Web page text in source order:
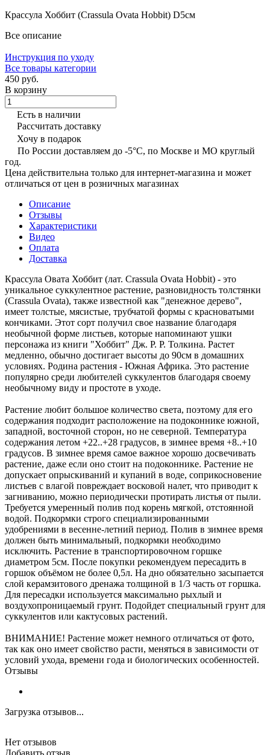
Крассула Хоббит (Crassula Ovata Hobbit) D5см
Все описание
Инструкция по уходу
Все товары категории
450 руб.
В корзину
Есть в наличии
Рассчитать доставку
Хочу в подарок
По России доставляем до -5°C, по Москве и МО круглый
год.
Цена действительна только для интернет-магазина и может
отличаться от цен в розничных магазинах
Описание
Отзывы
Характеристики
Видео
Оплата
Доставка
Крассула Овата Хоббит (лат. Crassula Ovata Hobbit) - это
уникальное суккулентное растение, разновидность толстянки
(Crassula Ovata), также известной как "денежное дерево",
имеет толстые, мясистые, трубчатой формы с красноватыми
кончиками. Этот сорт получил свое название благодаря
необычной форме листьев, которые напоминают ушки
персонажа из книги "Хоббит" Дж. Р. Р. Толкина. Растет
медленно, обычно достигает высоты до 90см в домашних
условиях. Родина растения - Южная Африка. Это растение
популярно среди любителей суккулентов благодаря своему
необычному виду и простоте в уходе.
Растение любит большое количество света, поэтому для его
содержания подходит расположение на подоконнике южной,
западной, восточной сторон, но не северной. Температура
содержания летом +22..+28 градусов, в зимнее время +8..+10
градусов. В зимнее время самое важное хорошо досвечивать
растение, даже если оно стоит на подоконнике. Растение не
допускает опрыскиваний и купаний в воде, соприкосновение
листьев с влагой повреждает восковой налет, что приводит к
загниванию, можно периодически протирать листья от пыли.
Требуется умеренный полив под корень мягкой, отстоянной
водой. Подкормки строго специализированными
удобрениями в весенне-летний период. Полив в зимнее время
должен быть минимальный, подкормки необходимо
исключить. Растение в транспортировочном горшке
диаметром 5см. После покупки рекомендуем пересадить в
горшок объёмом не более 0,5л. На дно обязательно засыпается
слой керамзитового дренажа толщиной в 1/3 часть от горшка.
Для пересадки используется максимально рыхлый и
воздухопроницаемый грунт. Подойдет специальный грунт для
суккулентов или кактусовых растений.
ВНИМАНИЕ! Растение может немного отличаться от фото,
так как оно имеет свойство расти, меняться в зависимости от
условий ухода, времени года и биологических особенностей.
Отзывы
Загрузка отзывов...
Нет отзывов
Добавить отзыв